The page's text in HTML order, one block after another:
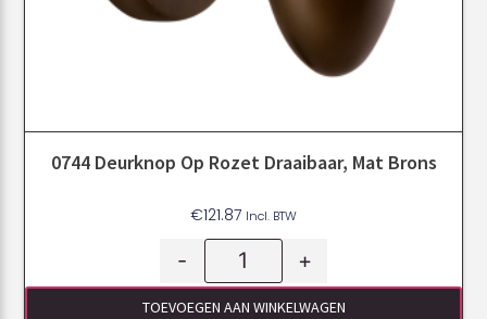
0744 Deurknop Op Rozet Draaibaar, Mat Brons
€121.87 Incl. BTW
- +
TOEVOEGEN AAN WINKELWAGEN